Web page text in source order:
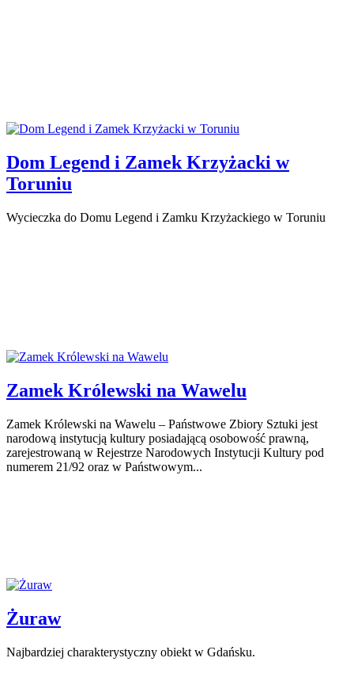
Dom Legend i Zamek Krzyżacki w
Toruniu
Wycieczka do Domu Legend i Zamku Krzyżackiego w Toruniu
Zamek Królewski na Wawelu
Zamek Królewski na Wawelu – Państwowe Zbiory Sztuki jest
narodową instytucją kultury posiadającą osobowość prawną,
zarejestrowaną w Rejestrze Narodowych Instytucji Kultury pod
numerem 21/92 oraz w Państwowym...
Żuraw
Najbardziej charakterystyczny obiekt w Gdańsku.